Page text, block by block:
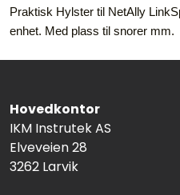
Praktisk Hylster til NetAlly
enhet. Med plass til snorer mm.
Hovedkontor
IKM Instrutek AS
Elveveien 28
3262 Larvik